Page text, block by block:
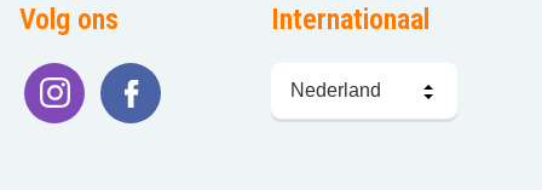
Volg ons Internationaal
kiezen